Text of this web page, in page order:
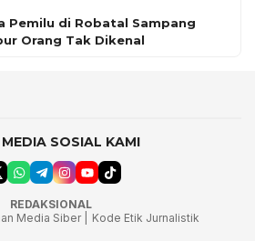
Pemilu di Robatal Sampang
Orang Tak Dikenal
SOSIAL KAMI
REDAKSIONAL
Media Siber |
Kode Etik Jurnalistik